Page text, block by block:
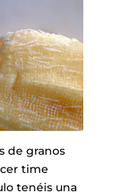
de granos
time
tenéis una